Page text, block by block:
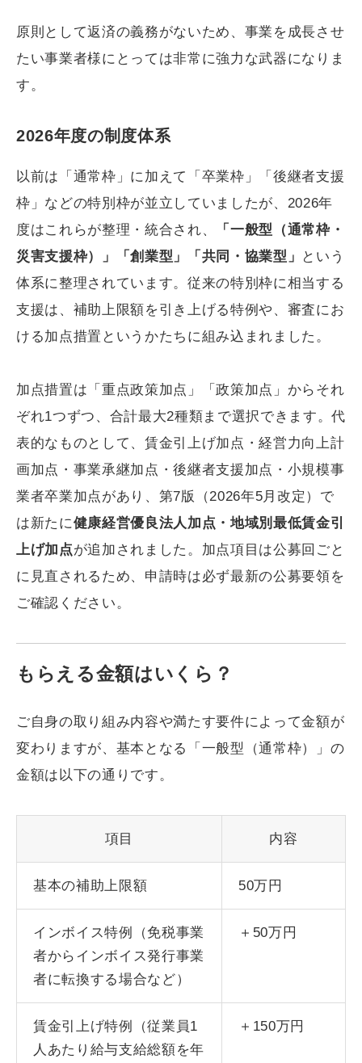
原則として返済の義務がないため、事業を成長させ
たい事業者様にとっては非常に強力な武器になりま
す。
2026年度の制度体系
以前は「通常枠」に加えて「卒業枠」「後継者支援
枠」などの特別枠が並立していましたが、2026年
度はこれらが整理・統合され、
「一般型（通常枠・
災害支援枠）」「創業型」「共同・協業型」
という
体系に整理されています。従来の特別枠に相当する
支援は、補助上限額を引き上げる特例や、審査にお
ける加点措置というかたちに組み込まれました。
加点措置は「重点政策加点」「政策加点」からそれ
ぞれ1つずつ、合計最大2種類まで選択できます。代
表的なものとして、賃金引上げ加点・経営力向上計
画加点・事業承継加点・後継者支援加点・小規模事
業者卒業加点があり、第7版（2026年5月改定）で
は新たに健康経営優良法人加点・地域別最低賃金引
上げ加点が追加されました。加点項目は公募回ごと
に見直されるため、申請時は必ず最新の公募要領を
ご確認ください。
もらえる金額はいくら？
ご自身の取り組み内容や満たす要件によって金額が
変わりますが、基本となる「一般型（通常枠）」の
金額は以下の通りです。
項目 内容
基本の補助上限額 50万円
インボイス特例（免税事業
者からインボイス発行事業
者に転換する場合など）
＋50万円
賃金引上げ特例（従業員1
人あたり給与支給総額を年
＋150万円